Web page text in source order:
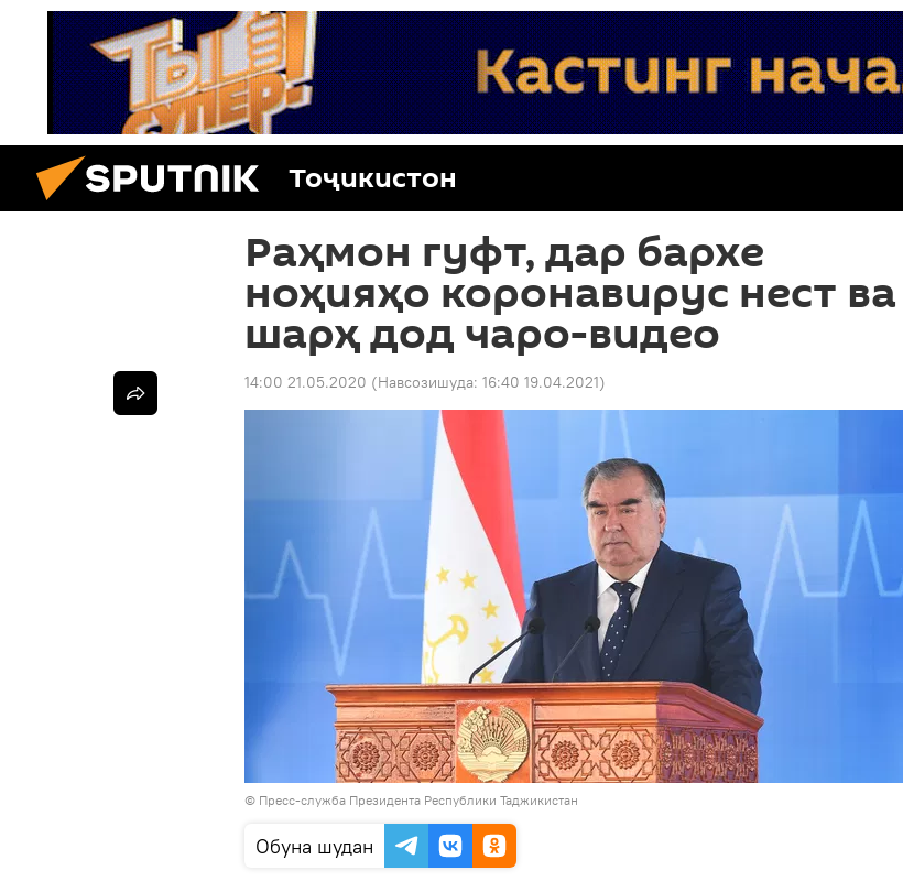
Тоҷикистон
Раҳмон гуфт, дар бархе
ноҳияҳо коронавирус нест ва
шарҳ дод чаро-видео
14:00 21.05.2020 (Навсозишуда: 16:40 19.04.2021)
© Пресс-служба Президента Республики Таджикистан
Обуна шудан